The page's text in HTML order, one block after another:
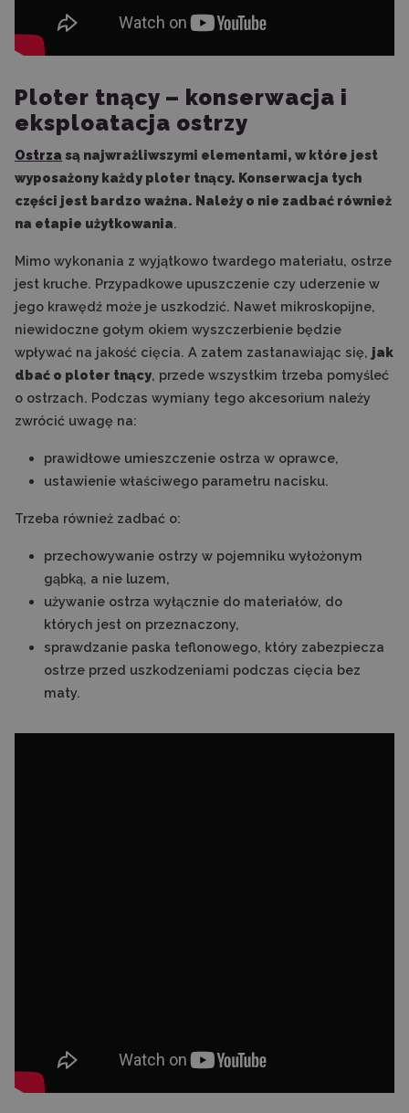
Ploter tnący – konserwacja i
eksploatacja ostrzy
Ostrza są najwrażliwszymi elementami, w które jest
wyposażony każdy ploter tnący. Konserwacja tych
części jest bardzo ważna. Należy o nie zadbać również
na etapie użytkowania.
Mimo wykonania z wyjątkowo twardego materiału, ostrze
jest kruche. Przypadkowe upuszczenie czy uderzenie w
jego krawędź może je uszkodzić. Nawet mikroskopijne,
niewidoczne gołym okiem wyszczerbienie będzie
wpływać na jakość cięcia. A zatem zastanawiając się, jak
dbać o ploter tnący, przede wszystkim trzeba pomyśleć
o ostrzach. Podczas wymiany tego akcesorium należy
zwrócić uwagę na:
prawidłowe umieszczenie ostrza w oprawce,
ustawienie właściwego parametru nacisku.
Trzeba również zadbać o:
przechowywanie ostrzy w pojemniku wyłożonym
gąbką, a nie luzem,
używanie ostrza wyłącznie do materiałów, do
których jest on przeznaczony,
sprawdzanie paska teflonowego, który zabezpiecza
ostrze przed uszkodzeniami podczas cięcia bez
maty.